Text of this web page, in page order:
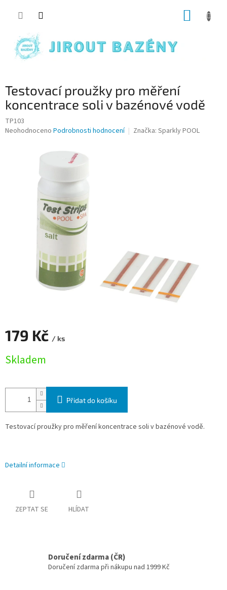
Testovací proužky pro měření
koncentrace soli v bazénové vodě
TP103
Průměrné hodnocení produktu je 0,0 z 5 hvězdiček.
Neohodnoceno Podrobnosti hodnocení Značka: Sparkly POOL
179 Kč / ks
Skladem
Přidat do košíku
Testovací proužky pro měření koncentrace soli v bazénové vodě.
Detailní informace
ZEPTAT SE HLÍDAT
Doručení zdarma (ČR)
Doručení zdarma při nákupu nad 1999 Kč